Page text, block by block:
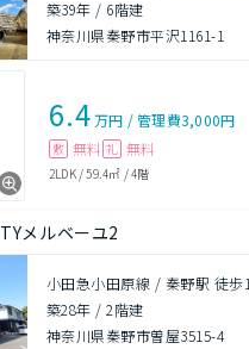
築39年 / 6階建
神奈川県秦野市平沢1161-1
6.4万円 /管理費3,000円
敷 無料 礼 無料
2LDK/59.4㎡ /4階
TYメルベーユ2
小田急小田原線 / 秦野駅 徒歩
築28年 /2階建
神奈川県秦野市曽屋3515-4